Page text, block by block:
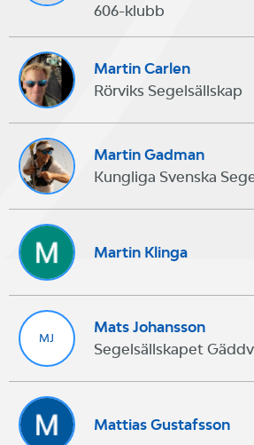
606-klubb
Martin Carlen
Rörviks Segelsällskap
Martin Gadman
Kungliga Svenska
Martin Klinga
MJ
Mats Johansson
Segelsällskapet
Mattias Gustafsson